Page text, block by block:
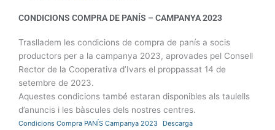
CONDICIONS COMPRA DE PANÍS – CAMPANYA 2023
Traslladem les condicions de compra de panís a socis
productors per a la campanya 2023, aprovades pel Consell
Rector de la Cooperativa d’Ivars el proppassat 14 de
setembre de 2023.
Aquestes condicions també estaran disponibles als taulells
d’anuncis i les bàscules dels nostres centres.
Condicions Compra PANÍS Campanya 2023 Descarga